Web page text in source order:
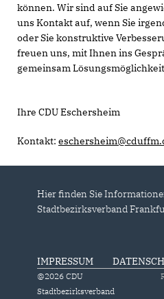
können. Wir sind auf Sie
uns Kontakt auf, wenn Sie
oder Sie konstruktive
freuen uns, mit Ihnen ins
gemeinsam
Ihre CDU Eschersheim
Kontakt:
Hier finden Sie
Stadtbezirksverband
IMPRESSUM
@2026 CDU
Stadtbezirksverband